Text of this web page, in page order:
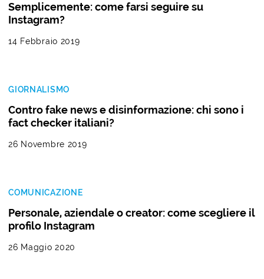
Semplicemente: come farsi seguire su
Instagram?
14 Febbraio 2019
GIORNALISMO
Contro fake news e disinformazione: chi sono i
fact checker italiani?
26 Novembre 2019
COMUNICAZIONE
Personale, aziendale o creator: come scegliere il
profilo Instagram
26 Maggio 2020